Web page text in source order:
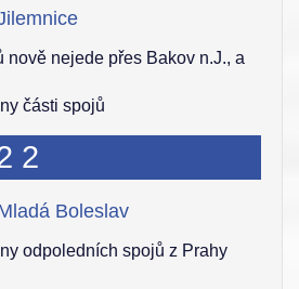
nově nejede přes Bakov n.J., a
části spojů
Boleslav
odpoledních spojů z Prahy